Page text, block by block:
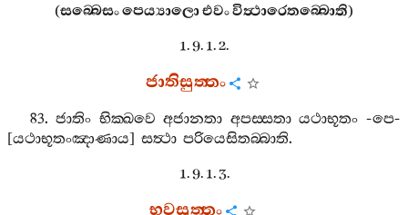
(සබ‍්බෙසංපෙය්‍යාලොඑවංවිත්‍ථාරෙතබ‍්බොති)
1. 9. 1. 2.
ජාතිසුත‍්තං
83.ජාතිං භික‍්ඛවෙ අජානතා අපස‍්සතා යථාභූතං -පෙ-
[යථාභූතංඤාණාය] සත්‍ථා පරියෙසිතබ‍්බාති.
1. 9. 1. 3.